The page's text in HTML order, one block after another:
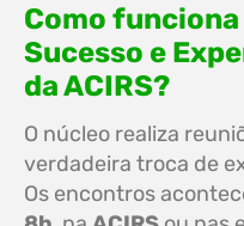
Como funciona
Sucesso e
da ACIRS?
O núcleo realiza
verdadeira troca de
Os encontros